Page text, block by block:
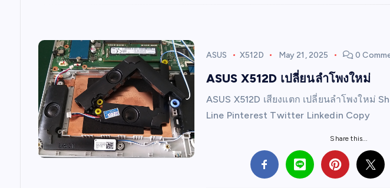
ASUS X512D May 21, 2025 0
ASUS X512D เปลี่ยนลำโพงใหม่
ASUS X512D เสียงแตก เปลี่ยนลำโพงใหม่
Line Pinterest Twitter Linkedin Copy
Share this...